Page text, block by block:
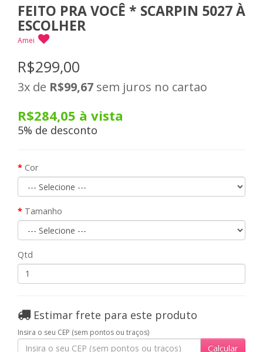
FEITO PRA VOCÊ * SCARPIN 5027 À
ESCOLHER
Amei
R$299,00
3x de R$99,67 sem juros no cartao
R$284,05 à vista
5% de desconto
Cor
Tamanho
Qtd
Estimar frete para este produto
Insira o seu CEP (sem pontos ou traços)
Calcular